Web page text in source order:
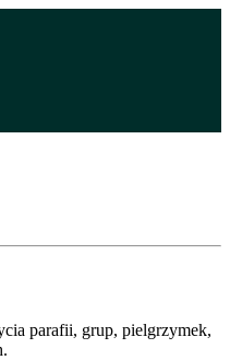
parafii, grup, pielgrzymek,